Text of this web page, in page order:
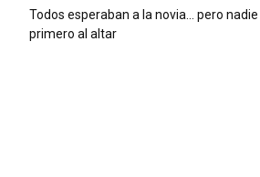
Todos esperaban a la novia… pero
primero al altar